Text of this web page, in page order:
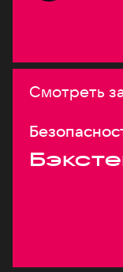
Смотреть